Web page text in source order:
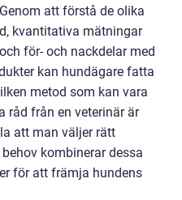
att förstå de olika
kvantitativa mätningar
för- och nackdelar med
kan hundägare fatta
metod som kan vara
råd från en veterinär är
att man väljer rätt
kombinerar dessa
för att främja hundens